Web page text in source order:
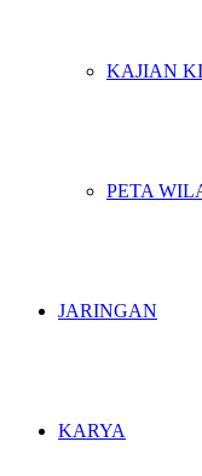
KAJIAN
PETA
JARINGAN
KARYA